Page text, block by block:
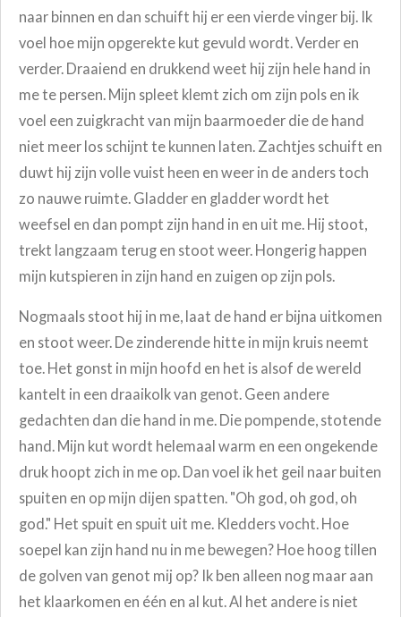
naar binnen en dan schuift hij er een vierde vinger bij. Ik
voel hoe mijn opgerekte kut gevuld wordt. Verder en
verder. Draaiend en drukkend weet hij zijn hele hand in
me te persen. Mijn spleet klemt zich om zijn pols en ik
voel een zuigkracht van mijn baarmoeder die de hand
niet meer los schijnt te kunnen laten. Zachtjes schuift en
duwt hij zijn volle vuist heen en weer in de anders toch
zo nauwe ruimte. Gladder en gladder wordt het
weefsel en dan pompt zijn hand in en uit me. Hij stoot,
trekt langzaam terug en stoot weer. Hongerig happen
mijn kutspieren in zijn hand en zuigen op zijn pols.
Nogmaals stoot hij in me, laat de hand er bijna uitkomen
en stoot weer. De zinderende hitte in mijn kruis neemt
toe. Het gonst in mijn hoofd en het is alsof de wereld
kantelt in een draaikolk van genot. Geen andere
gedachten dan die hand in me. Die pompende, stotende
hand. Mijn kut wordt helemaal warm en een ongekende
druk hoopt zich in me op. Dan voel ik het geil naar buiten
spuiten en op mijn dijen spatten. "Oh god, oh god, oh
god." Het spuit en spuit uit me. Kledders vocht. Hoe
soepel kan zijn hand nu in me bewegen? Hoe hoog tillen
de golven van genot mij op? Ik ben alleen nog maar aan
het klaarkomen en één en al kut. Al het andere is niet